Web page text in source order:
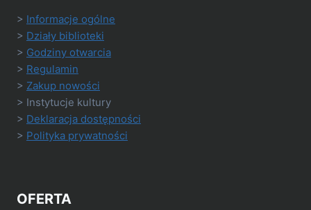
> Informacje ogólne
> Działy biblioteki
> Godziny otwarcia
> Regulamin
> Zakup nowości
> Instytucje kultury
> Deklaracja dostępności
> Polityka prywatności
OFERTA